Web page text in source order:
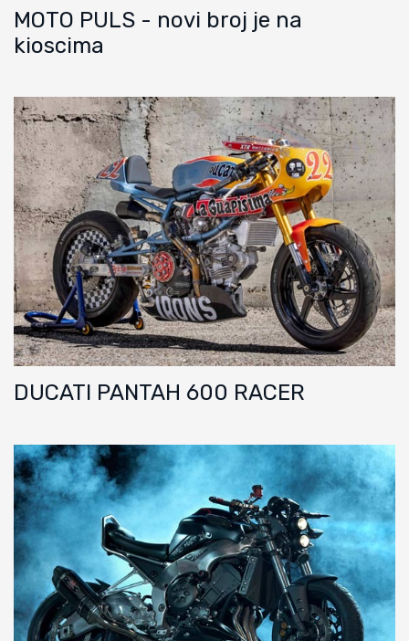
MOTO PULS - novi broj je na
kioscima
DUCATI PANTAH 600 RACER